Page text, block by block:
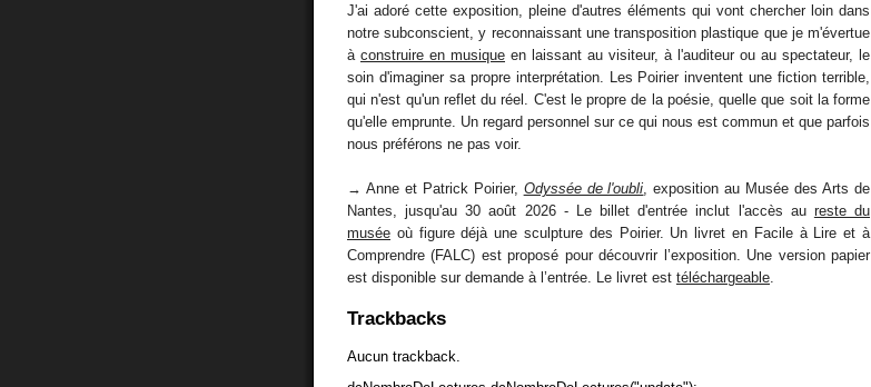
J'ai adoré cette exposition, pleine d'autres éléments qui vont chercher loin dans
notre subconscient, y reconnaissant une transposition plastique que je m'évertue
à construire en musique en laissant au visiteur, à l'auditeur ou au spectateur, le
soin d'imaginer sa propre interprétation. Les Poirier inventent une fiction terrible,
qui n'est qu'un reflet du réel. C'est le propre de la poésie, quelle que soit la forme
qu'elle emprunte. Un regard personnel sur ce qui nous est commun et que parfois
nous préférons ne pas voir.
→ Anne et Patrick Poirier, Odyssée de l'oubli , exposition au Musée des Arts de
Nantes, jusqu'au 30 août 2026 - Le billet d'entrée inclut l'accès au reste du
musée où figure déjà une sculpture des Poirier. Un livret en Facile à Lire et à
Comprendre (FALC) est proposé pour découvrir l’exposition. Une version papier
est disponible sur demande à l’entrée. Le livret est téléchargeable
Trackbacks
Aucun trackback.